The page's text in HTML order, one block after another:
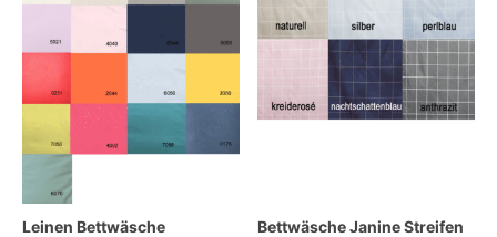
Leinen Bettwäsche
Bettwäsche Janine Streifen